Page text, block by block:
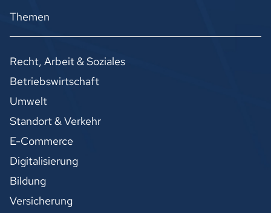
Themen
Recht, Arbeit & Soziales
Betriebswirtschaft
Umwelt
Standort & Verkehr
E-Commerce
Digitalisierung
Bildung
Versicherung